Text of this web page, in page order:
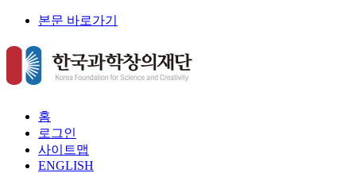
본문 바로가기
홈
로그인
사이트맵
ENGLISH